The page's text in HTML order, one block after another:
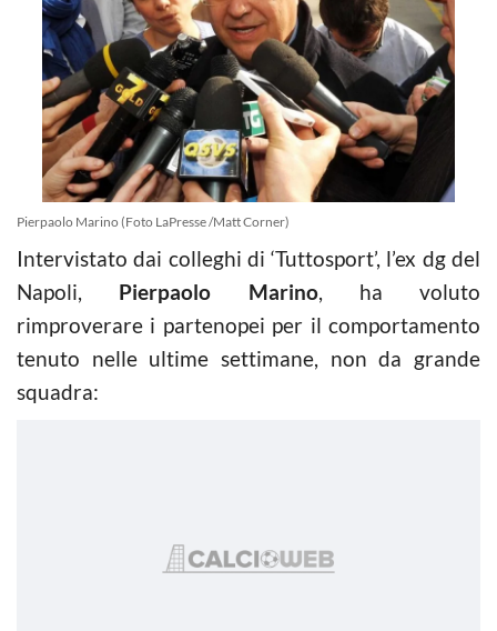
Pierpaolo Marino (Foto LaPresse /Matt Corner)
Intervistato dai colleghi di ‘Tuttosport’, l’ex dg del
Napoli, Pierpaolo Marino, ha voluto
rimproverare i partenopei per il comportamento
tenuto nelle ultime settimane, non da grande
squadra: